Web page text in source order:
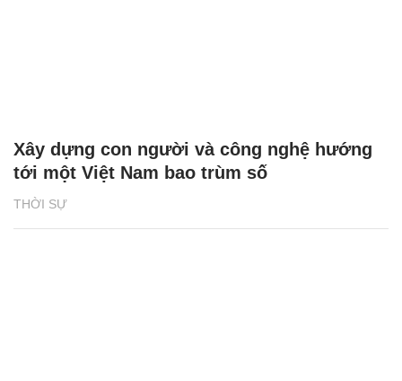
THỜI SỰ
Xây dựng con người và công nghệ hướng
tới một Việt Nam bao trùm số